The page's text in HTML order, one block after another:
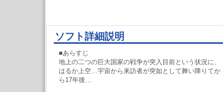
ソフト詳細説明
■あらすじ
地上の二つの巨大国家の戦争が突入目前という状況に、
はるか上空…宇宙から来訪者が突如として舞い降りてか
ら17年後…